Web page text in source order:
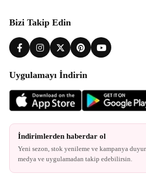
Bizi Takip Edin
Uygulamayı İndirin
İndirimlerden haberdar ol
Yeni sezon, stok yenileme ve kampanya
medya ve uygulamadan takip edebilirsin.